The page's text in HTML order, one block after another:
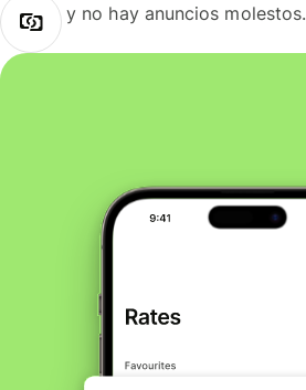
y no hay anuncios molestos.